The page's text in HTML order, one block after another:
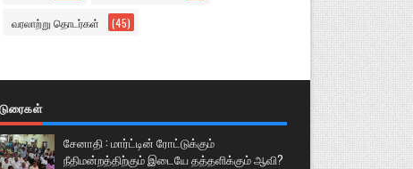
வரலாற்று தொடர்கள் (45)
சேனாதி : மார்ட்டின் ரோட்டுக்கும்
நீதிமன்றத்திற்கும் இடையே தத்தளிக்கும் ஆவி?